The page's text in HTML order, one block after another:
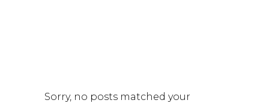
Sorry, no posts matched your